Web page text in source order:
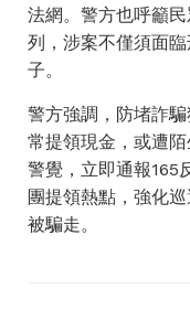
法網。警方也呼籲
列，涉案不僅須面
子。
警方強調，防堵詐
常提領現金，或遭
警覺，立即通報165
團提領熱點，強化
被騙走。